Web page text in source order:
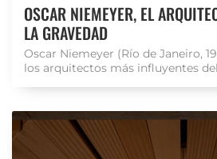
OSCAR NIEMEYER, EL
LA GRAVEDAD
Oscar Niemeyer (Río de Janeiro,
los arquitectos más influyentes